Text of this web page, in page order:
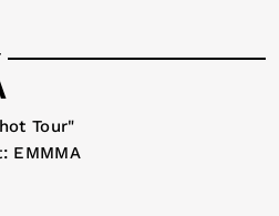
Tour"
EMMMA